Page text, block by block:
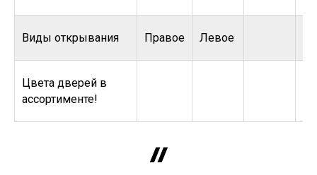
Виды открывания Правое Левое
Цвета дверей в
ассортименте!